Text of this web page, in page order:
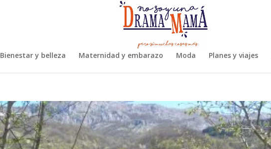
Bienestar y belleza Maternidad y embarazo Moda Planes y viajes